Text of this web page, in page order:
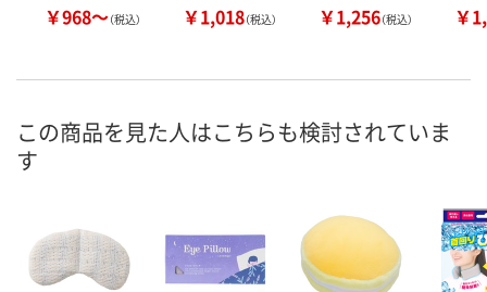
￥968～（税込） ￥1,018（税込） ￥1,256（税込） ￥
この商品を見た人はこちらも検討されていま
す